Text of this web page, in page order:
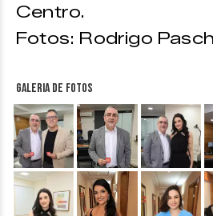
Centro.
Fotos: Rodrigo
Galeria de fotos
&nbsp; &nbsp; &nbsp;
&nbsp; &nbsp; &nbsp;